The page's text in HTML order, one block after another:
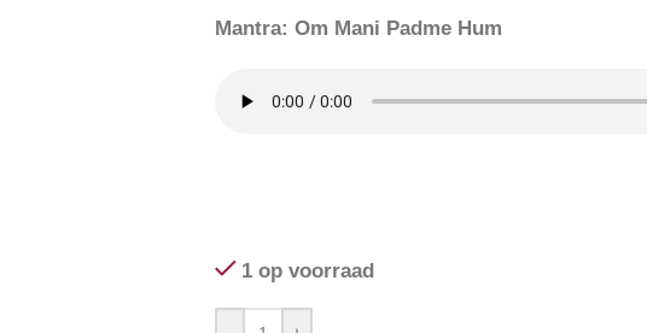
Mantra: Om Mani Padme Hum
1 op voorraad